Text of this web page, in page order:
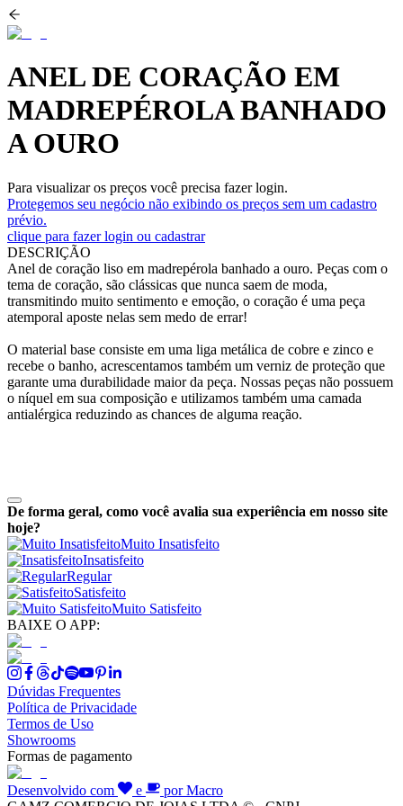
ANEL DE CORAÇÃO EM
MADREPÉROLA BANHADO
A OURO
Para visualizar os preços você precisa fazer login.
Protegemos seu negócio não exibindo os preços sem um cadastro
prévio.
clique para fazer login ou cadastrar
DESCRIÇÃO
Anel de coração liso em madrepérola banhado a ouro. Peças com o
tema de coração, são clássicas que nunca saem de moda,
transmitindo muito sentimento e emoção, o coração é uma peça
atemporal aposte nelas sem medo de errar!
O material base consiste em uma liga metálica de cobre e zinco e
recebe o banho, acrescentamos também um verniz de proteção que
garante uma durabilidade maior da peça. Nossas peças não possuem
o níquel em sua composição e utilizamos também uma camada
antialérgica reduzindo as chances de alguma reação.
De forma geral, como você avalia sua experiência em nosso site
hoje?
Muito Insatisfeito
Insatisfeito
Regular
Satisfeito
Muito Satisfeito
BAIXE O APP:
Dúvidas Frequentes
Política de Privacidade
Termos de Uso
Showrooms
Formas de pagamento
Desenvolvido com e
por Macro